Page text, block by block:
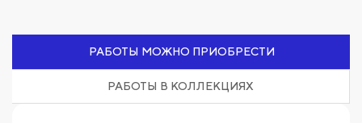
РАБОТЫ МОЖНО ПРИОБРЕСТИ
РАБОТЫ В КОЛЛЕКЦИЯХ